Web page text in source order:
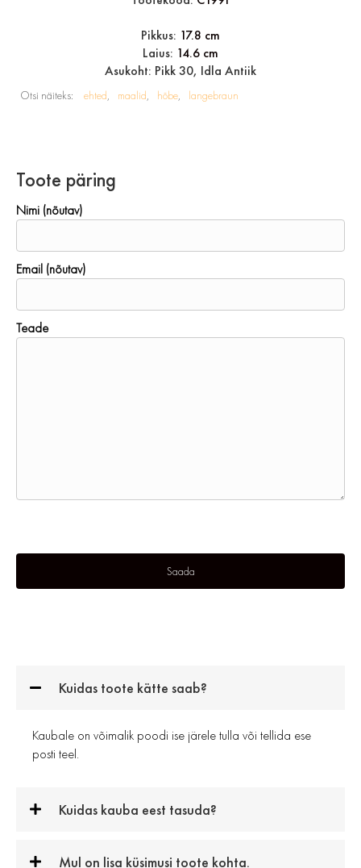
Pikkus: 17.8 cm
Laius: 14.6 cm
Asukoht: Pikk 30, Idla Antiik
Otsi näiteks: ehted maalid hõbe langebraun
Toote päring
Nimi (nõutav)
Email (nõutav)
Teade
Kuidas toote kätte saab?
Kaubale on võimalik poodi ise järele tulla või tellida ese
posti teel.
Kuidas kauba eest tasuda?
Mul on lisa küsimusi toote kohta.